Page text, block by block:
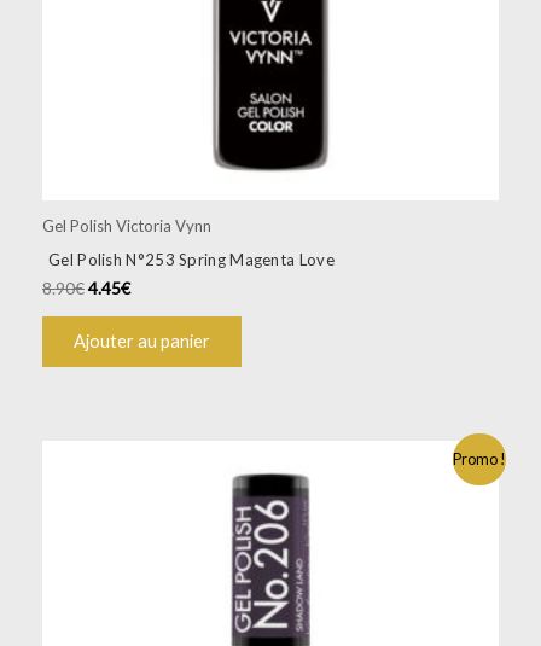
Gel Polish Victoria Vynn
Gel Polish N°253 Spring Magenta Love
8.90€4.45€
Ajouter au panier
Promo !